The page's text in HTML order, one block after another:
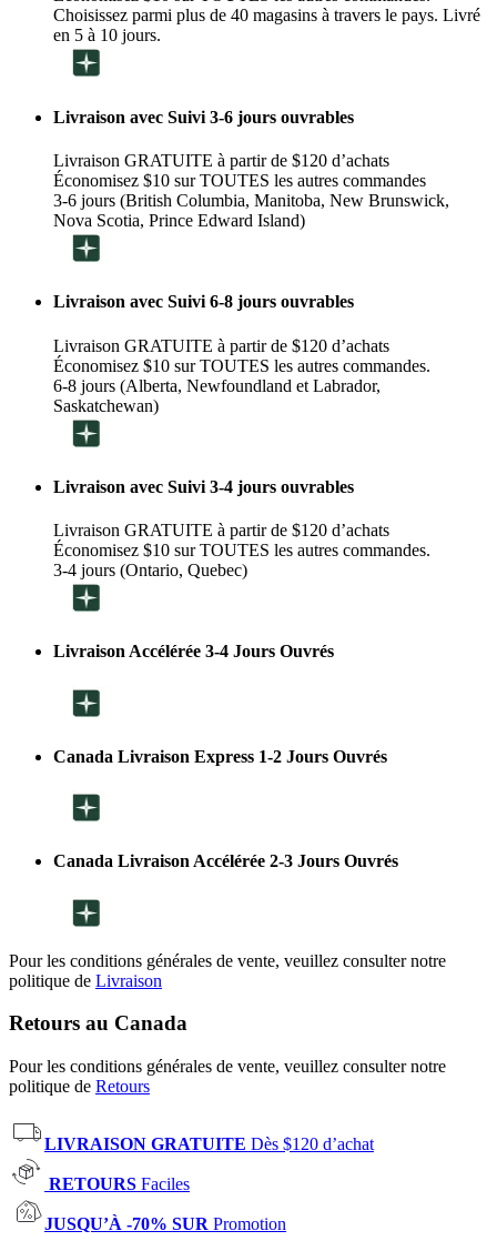
Choisissez parmi plus de 40 magasins à travers le pays. Livré
en 5 à 10 jours.
Livraison avec Suivi 3-6 jours ouvrables
Livraison GRATUITE à partir de $120 d’achats
Économisez $10 sur TOUTES les autres commandes
3-6 jours (British Columbia, Manitoba, New Brunswick,
Nova Scotia, Prince Edward Island)
Livraison avec Suivi 6-8 jours ouvrables
Livraison GRATUITE à partir de $120 d’achats
Économisez $10 sur TOUTES les autres commandes.
6-8 jours (Alberta, Newfoundland et Labrador,
Saskatchewan)
Livraison avec Suivi 3-4 jours ouvrables
Livraison GRATUITE à partir de $120 d’achats
Économisez $10 sur TOUTES les autres commandes.
3-4 jours (Ontario, Quebec)
Livraison Accélérée 3-4 Jours Ouvrés
Canada Livraison Express 1-2 Jours Ouvrés
Canada Livraison Accélérée 2-3 Jours Ouvrés
Pour les conditions générales de vente, veuillez consulter notre
politique de Livraison
Retours au Canada
Pour les conditions générales de vente, veuillez consulter notre
politique de Retours
LIVRAISON GRATUITE Dès $120 d’achat
RETOURS Faciles
JUSQU’À -70% SUR Promotion